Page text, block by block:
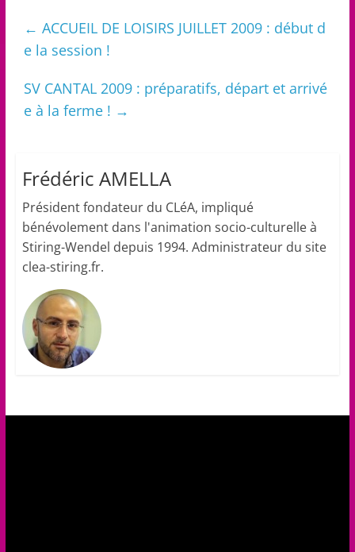
← ACCUEIL DE LOISIRS JUILLET 2009 : début d
e la session !
SV CANTAL 2009 : préparatifs, départ et arrivé
e à la ferme ! →
Frédéric AMELLA
Président fondateur du CLéA, impliqué
bénévolement dans l'animation socio-culturelle à
Stiring-Wendel depuis 1994. Administrateur du site
clea-stiring.fr.